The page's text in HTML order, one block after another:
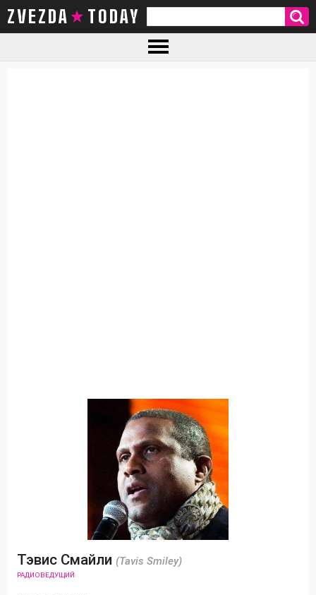
ZVEZDA TODAY
Тэвис Смайли (Tavis Smiley)
РАДИОВЕДУЩИЙ